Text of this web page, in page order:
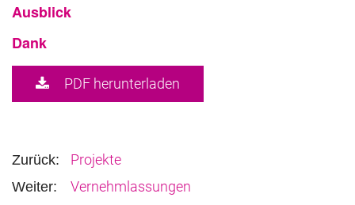
Ausblick
Dank
PDF herunterladen
Zurück: Projekte
Weiter: Vernehmlassungen